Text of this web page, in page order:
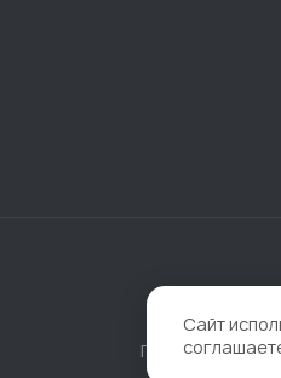
Политика
Сайт